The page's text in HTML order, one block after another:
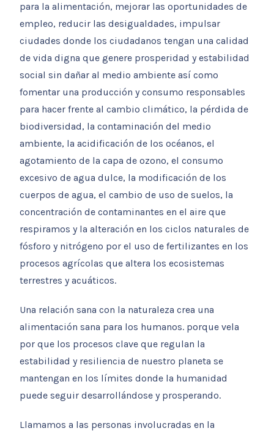
para la alimentación, mejorar las oportunidades de
empleo, reducir las desigualdades, impulsar
ciudades donde los ciudadanos tengan una calidad
de vida digna que genere prosperidad y estabilidad
social sin dañar al medio ambiente así como
fomentar una producción y consumo responsables
para hacer frente al cambio climático, la pérdida de
biodiversidad, la contaminación del medio
ambiente, la acidificación de los océanos, el
agotamiento de la capa de ozono, el consumo
excesivo de agua dulce, la modificación de los
cuerpos de agua, el cambio de uso de suelos, la
concentración de contaminantes en el aire que
respiramos y la alteración en los ciclos naturales de
fósforo y nitrógeno por el uso de fertilizantes en los
procesos agrícolas que altera los ecosistemas
terrestres y acuáticos.
Una relación sana con la naturaleza crea una
alimentación sana para los humanos. porque vela
por que los procesos clave que regulan la
estabilidad y resiliencia de nuestro planeta se
mantengan en los límites donde la humanidad
puede seguir desarrollándose y prosperando.
Llamamos a las personas involucradas en la